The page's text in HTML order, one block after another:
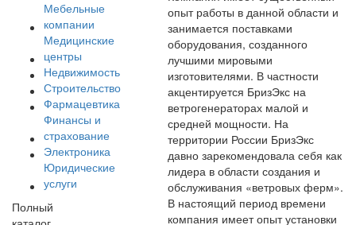
Мебельные
компании
Медицинские
центры
Недвижимость
Строительство
Фармацевтика
Финансы и
страхование
Электроника
Юридические
услуги
Полный
опыт работы в данной области и
занимается поставками
оборудования, созданного
лучшими мировыми
изготовителями. В частности
акцентируется БризЭкс на
ветрогенераторах малой и
средней мощности. На
территории России БризЭкс
давно зарекомендовала себя как
лидера в области создания и
обслуживания «ветровых ферм».
В настоящий период времени
компания имеет опыт установки